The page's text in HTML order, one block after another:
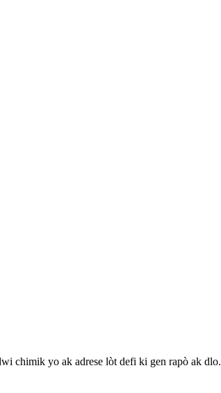
chimik yo ak adrese lòt defi ki gen rapò ak dlo.